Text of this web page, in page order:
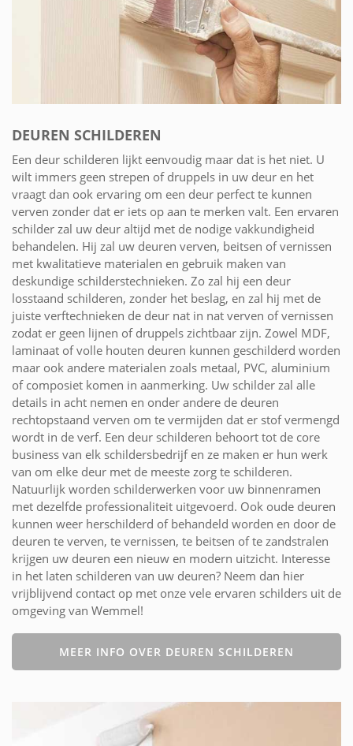
DEUREN SCHILDEREN
Een deur schilderen lijkt eenvoudig maar dat is het niet. U
wilt immers geen strepen of druppels in uw deur en het
vraagt dan ook ervaring om een deur perfect te kunnen
verven zonder dat er iets op aan te merken valt. Een ervaren
schilder zal uw deur altijd met de nodige vakkundigheid
behandelen. Hij zal uw deuren verven, beitsen of vernissen
met kwalitatieve materialen en gebruik maken van
deskundige schilderstechnieken. Zo zal hij een deur
losstaand schilderen, zonder het beslag, en zal hij met de
juiste verftechnieken de deur nat in nat verven of vernissen
zodat er geen lijnen of druppels zichtbaar zijn. Zowel MDF,
laminaat of volle houten deuren kunnen geschilderd worden
maar ook andere materialen zoals metaal, PVC, aluminium
of composiet komen in aanmerking. Uw schilder zal alle
details in acht nemen en onder andere de deuren
rechtopstaand verven om te vermijden dat er stof vermengd
wordt in de verf. Een deur schilderen behoort tot de core
business van elk schildersbedrijf en ze maken er hun werk
van om elke deur met de meeste zorg te schilderen.
Natuurlijk worden schilderwerken voor uw binnenramen
met dezelfde professionaliteit uitgevoerd. Ook oude deuren
kunnen weer herschilderd of behandeld worden en door de
deuren te verven, te vernissen, te beitsen of te zandstralen
krijgen uw deuren een nieuw en modern uitzicht. Interesse
in het laten schilderen van uw deuren? Neem dan hier
vrijblijvend contact op met onze vele ervaren schilders uit de
omgeving van Wemmel!
MEER INFO OVER DEUREN SCHILDEREN